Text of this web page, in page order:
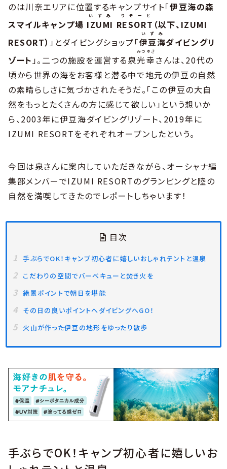
のは川奈エリアに位置するキャンプサイト「伊豆海の森
スマイルキャンプ場 IZUMI RESORT
いずみ りぞーと
（以下、IZUMI
RESORT） 」とダイビングショップ「伊豆海
いずみ
ダイビングリ
ゾート」。二つの施設を運営する泉光幸
みつゆき
さんは、20代の
頃から世界の海をお客様と潜る中で地元の伊豆の自然
の素晴らしさに気づかされたそうだ。「この伊豆の大自
然をもっとたくさんの方に感じて欲しい」という想いか
ら、2003年に伊豆海ダイビングリゾート、2019年に
IZUMI RESORTをそれぞれオープンしたという。
今回は泉さんに案内していただきながら、オーシャナ編
集部メンバーでIZUMI RESORTのグランピングと陸の
自然を満喫してきたのでレポートしちゃいます！
目次
手ぶらでOK！キャンプ初心者に嬉しいおしゃれテントと温泉
こだわりの空間でバーベキューと焚き火を
絶景ポイントで朝日を堪能
その日の良いポイントへダイビングへGO！
火山が作った伊豆の地形をゆったり散歩
手ぶらでOK！キャンプ初心者に嬉しいお